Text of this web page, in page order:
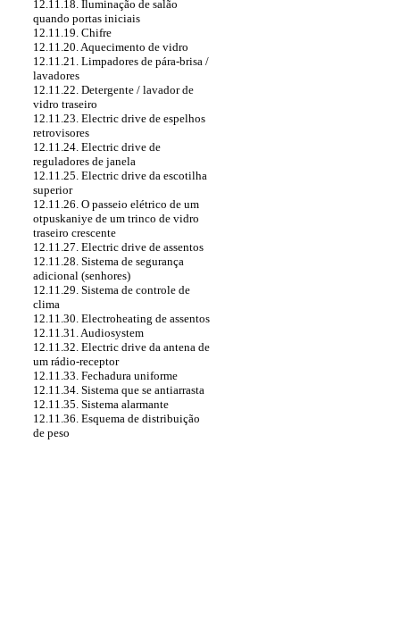
12.11.18. Iluminação de salão
quando portas iniciais
12.11.19. Chifre
12.11.20. Aquecimento de vidro
12.11.21. Limpadores de pára-brisa /
lavadores
12.11.22. Detergente / lavador de
vidro traseiro
12.11.23. Electric drive de espelhos
retrovisores
12.11.24. Electric drive de
reguladores de janela
12.11.25. Electric drive da escotilha
superior
12.11.26. O passeio elétrico de um
otpuskaniye de um trinco de vidro
traseiro crescente
12.11.27. Electric drive de assentos
12.11.28. Sistema de segurança
adicional (senhores)
12.11.29. Sistema de controle de
clima
12.11.30. Electroheating de assentos
12.11.31. Audiosystem
12.11.32. Electric drive da antena de
um rádio-receptor
12.11.33. Fechadura uniforme
12.11.34. Sistema que se antiarrasta
12.11.35. Sistema alarmante
12.11.36. Esquema de distribuição
de peso